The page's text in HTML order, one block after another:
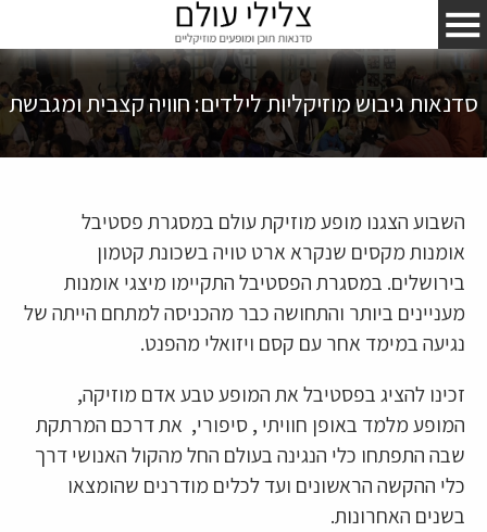
סדנאות גיבוש מוזיקליות לילדים: חוויה קצבית ומגבשת
השבוע הצגנו מופע מוזיקת עולם במסגרת פסטיבל
אומנות מקסים שנקרא ארט טויה בשכונת קטמון
בירושלים. במסגרת הפסטיבל התקיימו מיצגי אומנות
מעניינים ביותר והתחושה כבר מהכניסה למתחם הייתה של
נגיעה במימד אחר עם קסם ויזואלי מהפנט.
זכינו להציג בפסטיבל את המופע טבע אדם מוזיקה,
המופע מלמד באופן חוויתי , סיפורי, את דרכם המרתקת
שבה התפתחו כלי הנגינה בעולם החל מהקול האנושי דרך
כלי ההקשה הראשונים ועד לכלים מודרנים שהומצאו
בשנים האחרונות.